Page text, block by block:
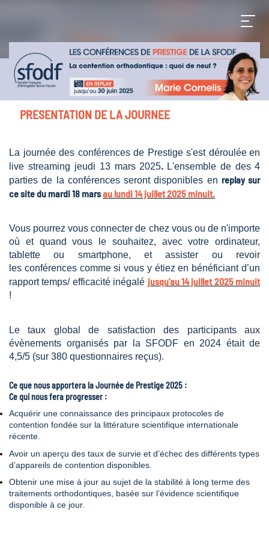
PRESENTATION DE LA JOURNEE
La journée des conférences de Prestige s'est déroulée en
live streaming jeudi 13 mars 2025. L'ensemble de des 4
parties de la conférences seront disponibles en replay sur
ce site du mardi 18 marsau lundi 14 juillet 2025 minuit.
Vous pourrez vous connecter de chez vous ou de n'importe
où et quand vous le souhaitez, avec votre ordinateur,
tablette ou smartphone, et assister ou revoir
les conférences comme si vous y étiez en bénéficiant d’un
rapport temps/ efficacité inégalé jusqu'au 14 juillet 2025 minuit
!
Le taux global de satisfaction des participants aux
évènements organisés par la SFODF en 2024 était de
4,5/5 (sur 380 questionnaires reçus).
Ce que nous apportera la Journée de Prestige 2025 :
Ce qui nous fera progresser :
Acquérir une connaissance des principaux protocoles de
contention fondée sur la littérature scientifique internationale
récente.
Avoir un aperçu des taux de survie et d’échec des différents types
d’appareils de contention disponibles.
Obtenir une mise à jour au sujet de la stabilité à long terme des
traitements orthodontiques, basée sur l’évidence scientifique
disponible à ce jour.